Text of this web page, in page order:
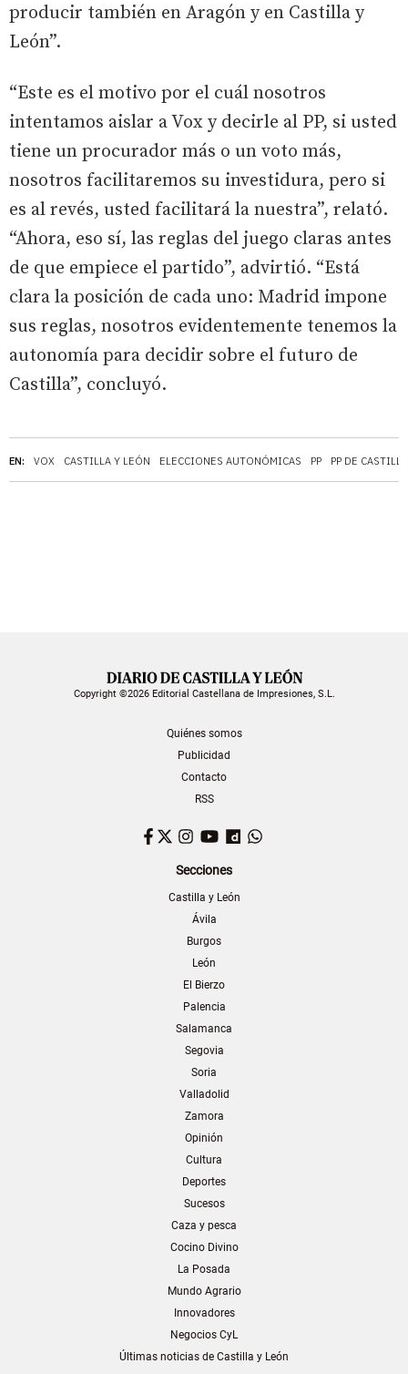
EN: VOX CASTILLA Y LEÓN ELECCIONES AUTONÓMICAS PP PP DE
producir también en Aragón y en Castilla y
León”.
“Este es el motivo por el cuál nosotros
intentamos aislar a Vox y decirle al PP, si usted
tiene un procurador más o un voto más,
nosotros facilitaremos su investidura, pero si
es al revés, usted facilitará la nuestra”, relató.
“Ahora, eso sí, las reglas del juego claras antes
de que empiece el partido”, advirtió. “Está
clara la posición de cada uno: Madrid impone
sus reglas, nosotros evidentemente tenemos la
autonomía para decidir sobre el futuro de
Castilla”, concluyó.
Copyright ©2026 Editorial Castellana de Impresiones, S.L.
Quiénes somos
Publicidad
Contacto
RSS
Facebook
TwitterInstagram
YouTubeDailymotion
Secciones
Castilla y León
Ávila
Burgos
León
El Bierzo
Palencia
Salamanca
Segovia
Soria
Valladolid
Zamora
Opinión
Cultura
Deportes
Sucesos
Caza y pesca
Cocino Divino
La Posada
Mundo Agrario
Innovadores
Negocios CyL
Últimas noticias de Castilla y León